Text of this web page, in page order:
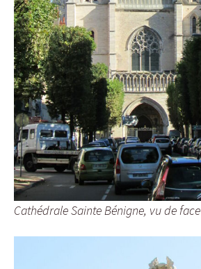
Cathédrale Sainte Bénigne, vu de face